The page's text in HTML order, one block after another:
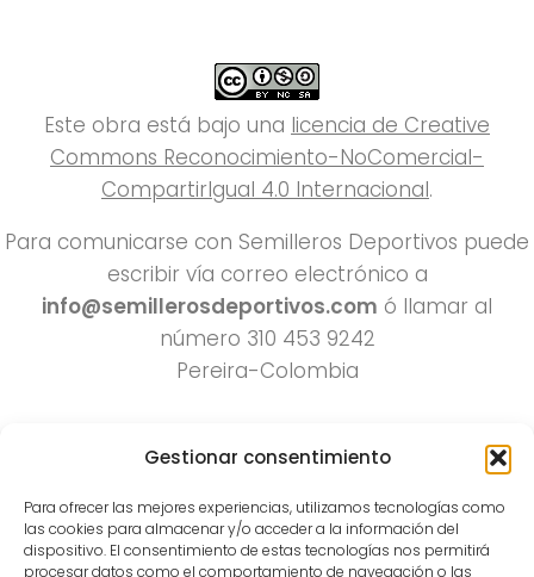
Gestionar consentimiento
Para ofrecer las mejores experiencias, utilizamos tecnologías como
las cookies para almacenar y/o acceder a la información del
dispositivo. El consentimiento de estas tecnologías nos permitirá
procesar datos como el comportamiento de navegación o las
Este obra está bajo una licencia de Creative
Commons Reconocimiento-NoComercial-
CompartirIgual 4.0 Internacional.
Para comunicarse con Semilleros Deportivos puede
escribir vía correo electrónico a
info@semillerosdeportivos.com ó llamar al
número 310 453 9242
Pereira-Colombia